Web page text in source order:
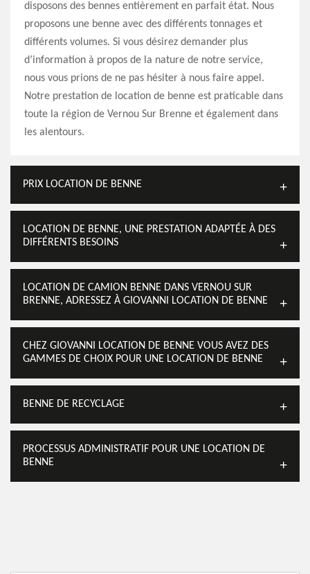
disposons des bennes entièrement en parfait état. Nous
proposons une benne avec des différents tonnages et
différents volumes. Si vous désirez demander plus
d’information à propos de la nature de notre service,
nous vous prions de ne pas hésiter à nous faire appel.
Notre prestation de location de benne est praticable dans
toute la région de Vernou Sur Brenne et également dans
les alentours.
PRIX LOCATION DE BENNE
LOCATION DE BENNE, UNE PRESTATION ADAPTÉE À DES
DIFFÉRENTS BESOINS
LOCATION DE CAMION BENNE DANS VERNOU SUR
BRENNE, ADRESSEZ À GIOVANNI LOCATION DE BENNE
CHEZ GIOVANNI LOCATION DE BENNE VOUS AVEZ DES
GAMMES DE CHOIX POUR UNE LOCATION DE BENNE
BENNE DE RECYCLAGE
PROCESSUS ADMINISTRATIF POUR UNE LOCATION DE
BENNE